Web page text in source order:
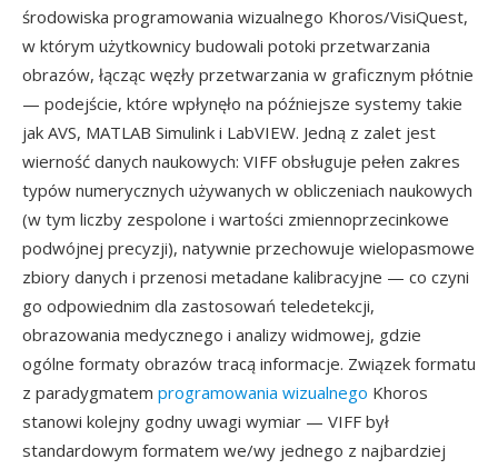
środowiska programowania wizualnego Khoros/VisiQuest,
w którym użytkownicy budowali potoki przetwarzania
obrazów, łącząc węzły przetwarzania w graficznym płótnie
— podejście, które wpłynęło na późniejsze systemy takie
jak AVS, MATLAB Simulink i LabVIEW. Jedną z zalet jest
wierność danych naukowych: VIFF obsługuje pełen zakres
typów numerycznych używanych w obliczeniach naukowych
(w tym liczby zespolone i wartości zmiennoprzecinkowe
podwójnej precyzji), natywnie przechowuje wielopasmowe
zbiory danych i przenosi metadane kalibracyjne — co czyni
go odpowiednim dla zastosowań teledetekcji,
obrazowania medycznego i analizy widmowej, gdzie
ogólne formaty obrazów tracą informacje. Związek formatu
z paradygmatem programowania wizualnego Khoros
stanowi kolejny godny uwagi wymiar — VIFF był
standardowym formatem we/wy jednego z najbardziej